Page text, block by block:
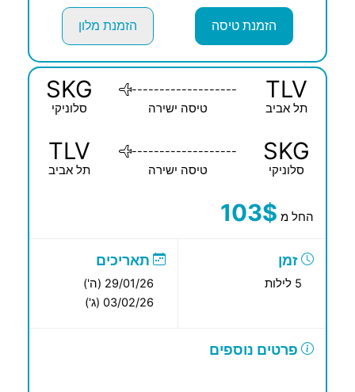
הזמנת טיסה הזמנת מלון
TLV
תל אביב
-------------------
טיסה ישירה
SKG
סלוניקי
SKG
סלוניקי
-------------------
טיסה ישירה
TLV
תל אביב
החל מ 103$
זמן תאריכים
29/01/26 (ה')
03/02/26 (ג')
פרטים נוספים